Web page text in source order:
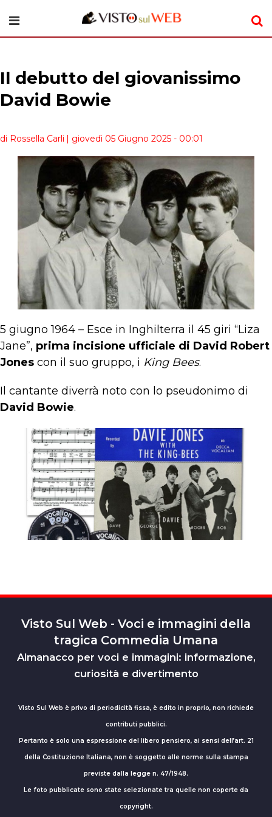
Il debutto del giovanissimo
David Bowie
di Rossella Carli | giovedì 05 Giugno 2025 - 00:01
5 giugno 1964 – Esce in Inghilterra il 45 giri “Liza
Jane”, prima incisione ufficiale di David Robert
Jones con il suo gruppo, i King Bees.
Il cantante diverrà noto con lo pseudonimo di
David Bowie.
Visto Sul Web - Voci e immagini della
tragica Commedia Umana
Almanacco per voci e immagini: informazione,
curiosità e divertimento
Visto Sul Web è privo di periodicità fissa, è edito in proprio, non richiede
contributi pubblici.
Pertanto è solo una espressione del libero pensiero, ai sensi dell’art. 21
della Costituzione Italiana, non è soggetto alle norme sulla stampa
previste dalla legge n. 47/1948.
Le foto pubblicate sono state selezionate tra quelle non coperte da
copyright.